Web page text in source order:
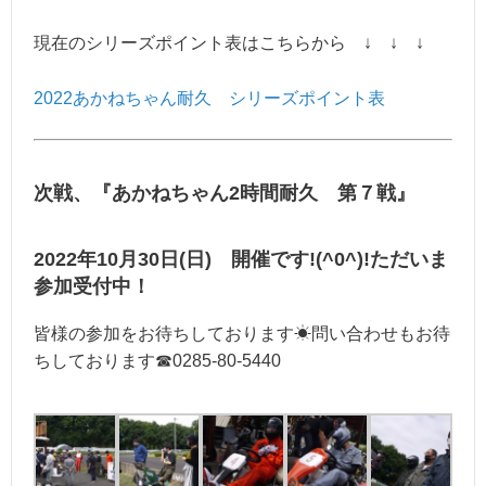
現在のシリーズポイント表はこちらから ↓ ↓ ↓
2022あかねちゃん耐久 シリーズポイント表
次戦、『あかねちゃん2時間耐久 第７戦』
2022年10月30日(日) 開催です!(^0^)!ただいま
参加受付中！
皆様の参加をお待ちしております☀問い合わせもお待
ちしております☎0285-80-5440